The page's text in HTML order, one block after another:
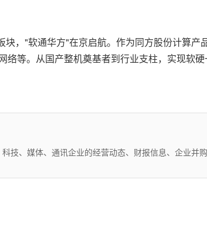
，"软通华方"在京启航。作为同方股份计算
等。从国产整机奠基者到行业支柱，实现软硬
技、媒体、通讯企业的经营动态、财报信息、企业并